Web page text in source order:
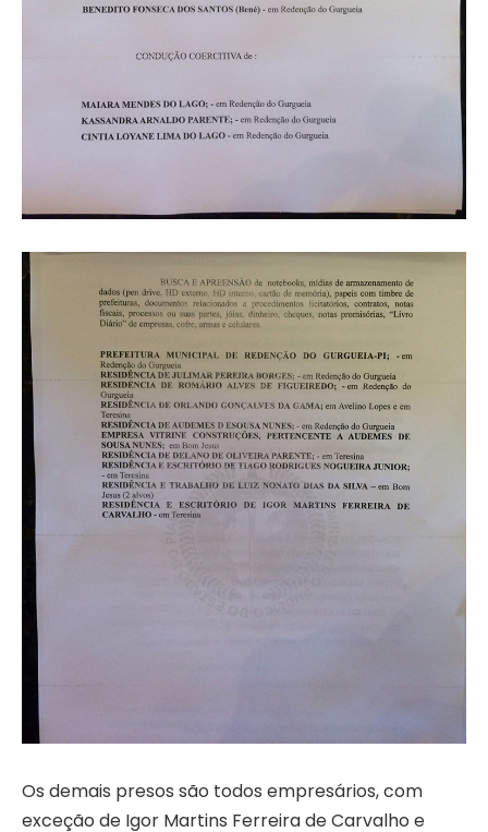
Os demais presos são todos empresários, com
exceção de Igor Martins Ferreira de Carvalho e